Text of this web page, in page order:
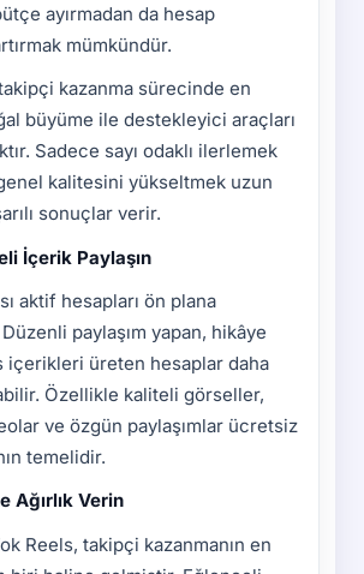
ayırmadan da hesap
mümkündür.
kazanma sürecinde en
büyüme ile destekleyici araçları
Sadece sayı odaklı ilerlemek
kalitesini yükseltmek uzun
sonuçlar verir.
İçerik Paylaşın
aktif hesapları ön plana
paylaşım yapan, hikâye
içerikleri üreten hesaplar daha
Özellikle kaliteli görseller,
ve özgün paylaşımlar ücretsiz
temelidir.
Ağırlık Verin
Reels, takipçi kazanmanın en